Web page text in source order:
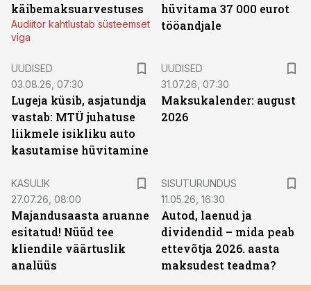
käibemaksuarvestuses
Audiitor kahtlustab süsteemset
viga
hüvitama 37 000 eurot
tööandjale
UUDISED
03.08.26, 07:30
Lugeja küsib, asjatundja
vastab: MTÜ juhatuse
liikmele isikliku auto
kasutamise hüvitamine
UUDISED
31.07.26, 07:30
Maksukalender: august
2026
KASULIK
27.07.26, 08:00
Majandusaasta aruanne
esitatud! Nüüd tee
kliendile väärtuslik
analüüs
SISUTURUNDUS
11.05.26, 16:30
Autod, laenud ja
dividendid – mida peab
ettevõtja 2026. aasta
maksudest teadma?